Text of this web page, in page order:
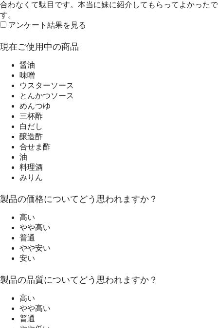
合わなくて駄目です。本当に妹に紹介してもらってよかったで
す。
アンケート結果を見る
現在ご使用中の商品
醤油
味噌
ウスターソース
とんかつソース
めんつゆ
三杯酢
白だし
醸造酢
合せま酢
油
料理酒
みりん
製品の価格についてどう思われますか？
高い
やや高い
普通
やや安い
安い
製品の品質についてどう思われますか？
高い
やや高い
普通